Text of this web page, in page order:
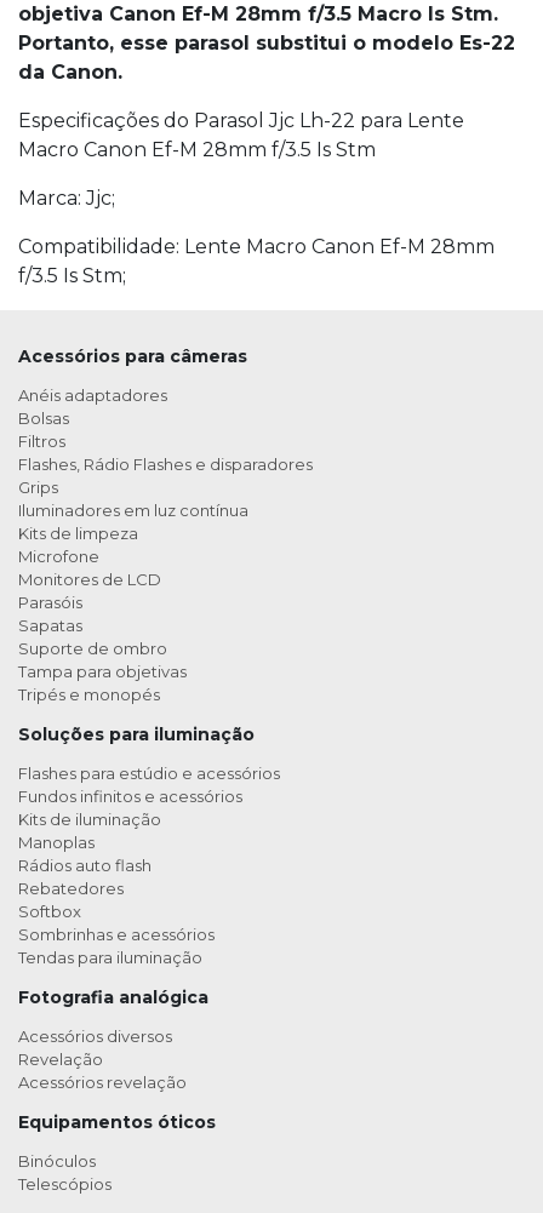
objetiva Canon Ef-M 28mm f/3.5 Macro Is Stm.
Portanto, esse parasol substitui o modelo Es-22
da Canon.
Especificações do Parasol Jjc Lh-22 para Lente
Macro Canon Ef-M 28mm f/3.5 Is Stm
Marca: Jjc;
Compatibilidade: Lente Macro Canon Ef-M 28mm
f/3.5 Is Stm;
Acessórios para câmeras
Anéis adaptadores
Bolsas
Filtros
Flashes, Rádio Flashes e disparadores
Grips
Iluminadores em luz contínua
Kits de limpeza
Microfone
Monitores de LCD
Parasóis
Sapatas
Suporte de ombro
Tampa para objetivas
Tripés e monopés
Soluções para iluminação
Flashes para estúdio e acessórios
Fundos infinitos e acessórios
Kits de iluminação
Manoplas
Rádios auto flash
Rebatedores
Softbox
Sombrinhas e acessórios
Tendas para iluminação
Fotografia analógica
Acessórios diversos
Revelação
Acessórios revelação
Equipamentos óticos
Binóculos
Telescópios